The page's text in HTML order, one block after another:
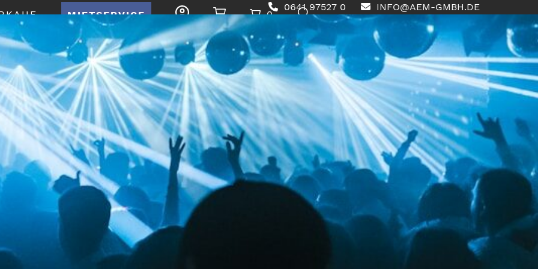
0641 97527 0 INFO@AEM-GMBH.DE
MIETSERVICE 0